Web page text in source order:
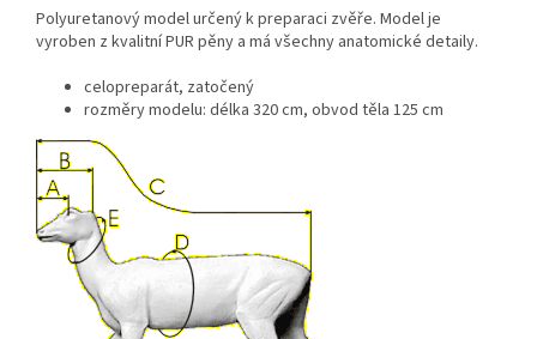
Polyuretanový model určený k preparaci zvěře. Model je
vyroben z kvalitní PUR pěny a má všechny anatomické detaily.
celopreparát, zatočený
rozměry modelu: délka 320 cm, obvod těla 125 cm